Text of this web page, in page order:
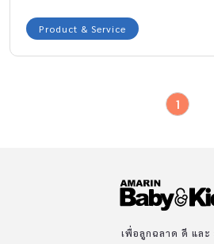
Product & Service
1
เพื่อลูกฉลาด ดี และ